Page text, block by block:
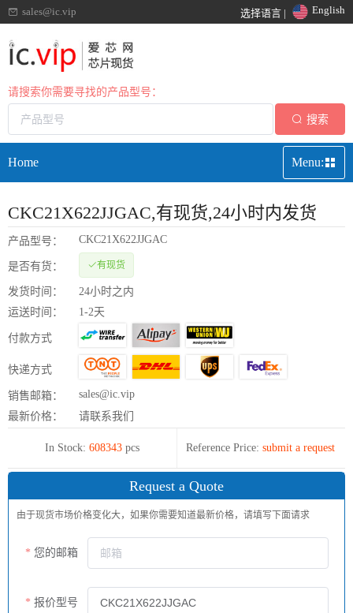
sales@ic.vip 选择语言 | English
请搜索你需要寻找的产品型号：
搜索
Home Menu:
CKC21X622JJGAC,有现货,24小时内发货
产品型号： CKC21X622JJGAC
是否有货： 有现货
发货时间：
24小时之内
运送时间：
1-2天
付款方式
快递方式
销售邮箱：
sales@ic.vip
最新价格：
请联系我们
In Stock: 608343 pcs Reference Price: submit a request
Request a Quote
由于现货市场价格变化大，如果你需要知道最新价格，请填写下面请求
您的邮箱
报价型号